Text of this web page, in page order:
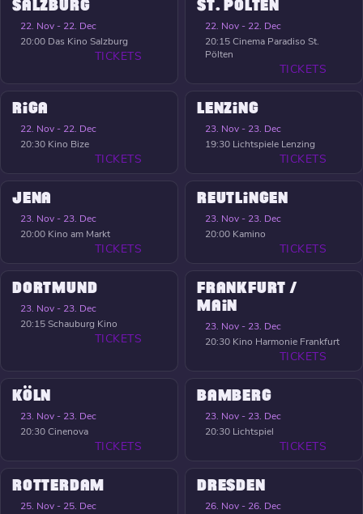
SALZBURG
22. Nov - 22. Dec
20:00 Das Kino Salzburg
TICKETS
ST. PÖLTEN
22. Nov - 22. Dec
20:15Cinema Paradiso St.
Pölten
TICKETS
RIGA
22. Nov - 22. Dec
20:30 Kino Bize
TICKETS
LENZING
23. Nov - 23. Dec
19:30 Lichtspiele Lenzing
TICKETS
JENA
23. Nov - 23. Dec
20:00 Kino am Markt
TICKETS
REUTLINGEN
23. Nov - 23. Dec
20:00 Kamino
TICKETS
DORTMUND
23. Nov - 23. Dec
20:15Schauburg Kino
TICKETS
FRANKFURT /
MAIN
23. Nov - 23. Dec
20:30 Kino Harmonie Frankfurt
TICKETS
KÖLN
23. Nov - 23. Dec
20:30Cinenova
TICKETS
BAMBERG
23. Nov - 23. Dec
20:30 Lichtspiel
TICKETS
ROTTERDAM
25. Nov - 25. Dec
DRESDEN
26. Nov - 26. Dec